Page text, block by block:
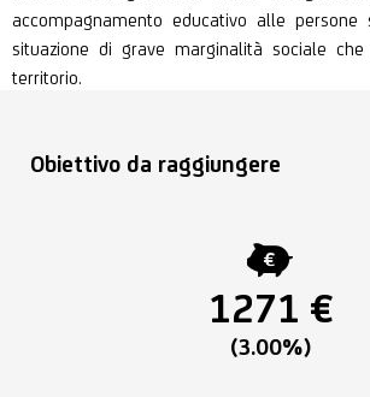
accompagnamento educativo alle
situazione di grave marginalità sociale
territorio.
Obiettivo da raggiungere
1271 €
(3.00%)